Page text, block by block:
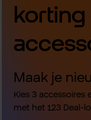
korting
Maak je
Kies 3
met het 123 Deal-